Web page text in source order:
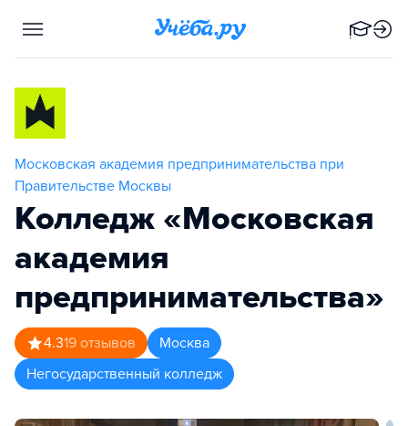
Московская академия предпринимательства при
Правительстве Москвы
Колледж «Московская
академия
предпринимательства»
4.319 отзывов
Москва
Негосударственный колледж